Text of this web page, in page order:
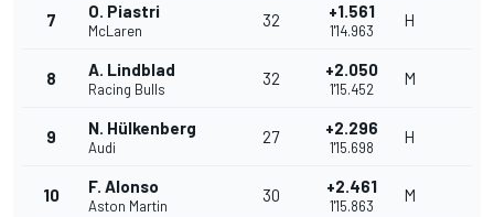
7 O. Piastri
McLaren
32 +1.561
1'14.963
H
8 A. Lindblad
Racing Bulls
32 +2.050
1'15.452
M
9 N. Hülkenberg
Audi
27 +2.296
1'15.698
H
10 F. Alonso
Aston Martin
30 +2.461
1'15.863
M